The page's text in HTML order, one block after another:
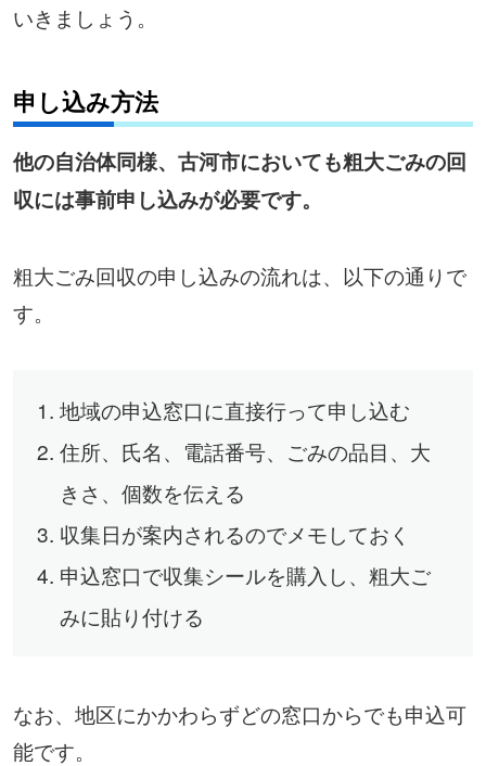
いきましょう。
申し込み方法
他の自治体同様、古河市においても粗大ごみの回
収には事前申し込みが必要です。
粗大ごみ回収の申し込みの流れは、以下の通りで
す。
地域の申込窓口に直接行って申し込む
住所、氏名、電話番号、ごみの品目、大
きさ、個数を伝える
収集日が案内されるのでメモしておく
申込窓口で収集シールを購入し、粗大ご
みに貼り付ける
なお、地区にかかわらずどの窓口からでも申込可
能です。